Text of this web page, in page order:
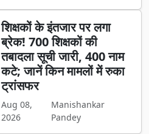
शिक्षकों के इंतजार पर लगा
ब्रेक! 700 शिक्षकों की
तबादला सूची जारी, 400 नाम
कटे; जानें किन मामलों में रुका
ट्रांसफर
Aug 08,
2026
Manishankar
Pandey